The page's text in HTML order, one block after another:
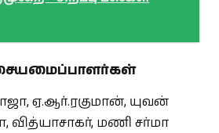
ஏ.ஆர்.ரகுமான், யுவன்
வித்யாசாகர், மணி சர்மா